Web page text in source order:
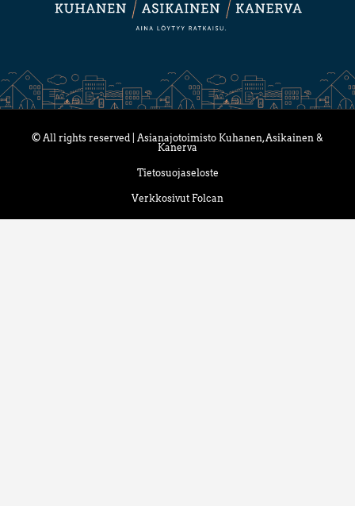
© All rights reserved | Asianajotoimisto Kuhanen, Asikainen &
Kanerva
Tietosuojaseloste
Verkkosivut Folcan